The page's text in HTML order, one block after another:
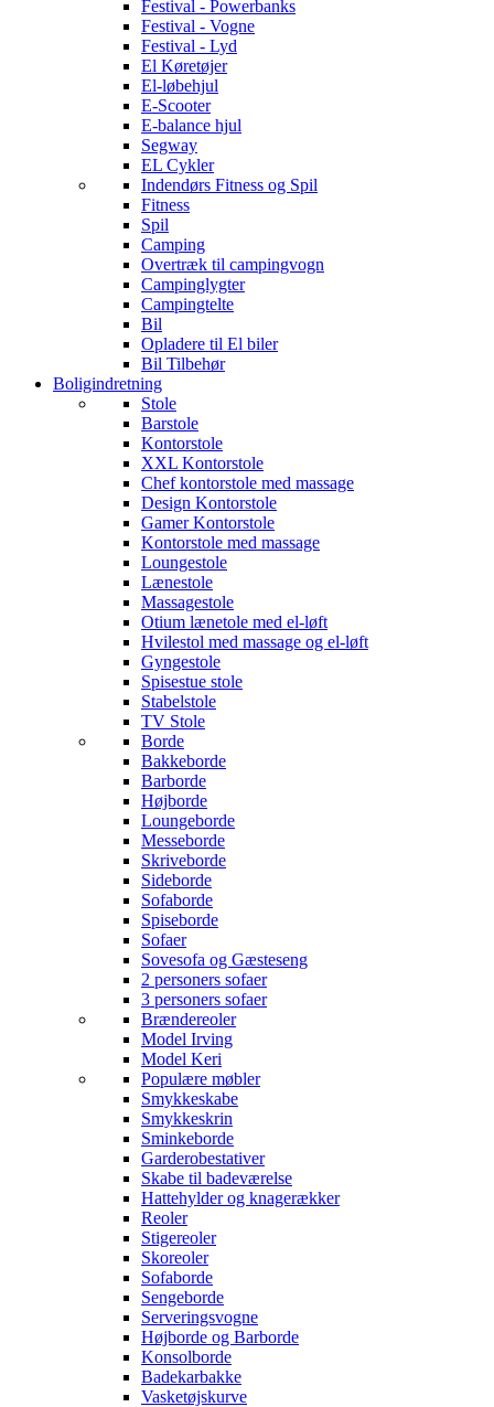
Festival - Powerbanks
Festival - Vogne
Festival - Lyd
El Køretøjer
El-løbehjul
E-Scooter
E-balance hjul
Segway
EL Cykler
Indendørs Fitness og Spil
Fitness
Spil
Camping
Overtræk til campingvogn
Campinglygter
Campingtelte
Bil
Opladere til El biler
Bil Tilbehør
Boligindretning
Stole
Barstole
Kontorstole
XXL Kontorstole
Chef kontorstole med massage
Design Kontorstole
Gamer Kontorstole
Kontorstole med massage
Loungestole
Lænestole
Massagestole
Otium lænetole med el-løft
Hvilestol med massage og el-løft
Gyngestole
Spisestue stole
Stabelstole
TV Stole
Borde
Bakkeborde
Barborde
Højborde
Loungeborde
Messeborde
Skriveborde
Sideborde
Sofaborde
Spiseborde
Sofaer
Sovesofa og Gæsteseng
2 personers sofaer
3 personers sofaer
Brændereoler
Model Irving
Model Keri
Populære møbler
Smykkeskabe
Smykkeskrin
Sminkeborde
Garderobestativer
Skabe til badeværelse
Hattehylder og knagerækker
Reoler
Stigereoler
Skoreoler
Sofaborde
Sengeborde
Serveringsvogne
Højborde og Barborde
Konsolborde
Badekarbakke
Vasketøjskurve